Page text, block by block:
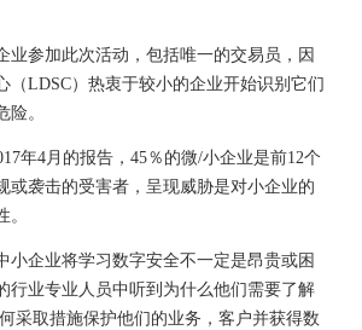
业参加此次活动，包括唯一的交易员，因
（LDSC）热衷于较小的企业开始识别它们
险。
年4月的报告，45％的微/小企业是前12个
或袭击的受害者，呈现威胁是对小企业的
小企业将学习数字安全不一定是昂贵或困
行业专业人员中听到为什么他们需要了解
采取措施保护他们的业务，客户并获得数